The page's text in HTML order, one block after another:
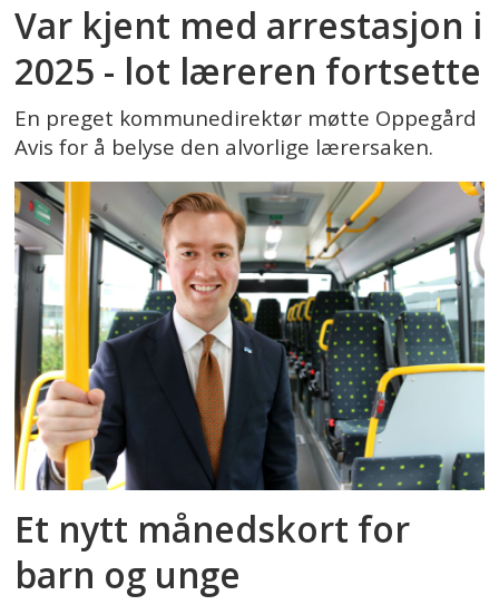
Var kjent med arrestasjon i
2025 - lot læreren fortsette
En preget kommunedirektør møtte Oppegård
Avis for å belyse den alvorlige lærersaken.
Et nytt månedskort for
barn og unge